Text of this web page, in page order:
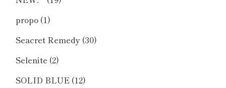
propo (1)
Seacret Remedy (30)
Selenite (2)
SOLID BLUE (12)